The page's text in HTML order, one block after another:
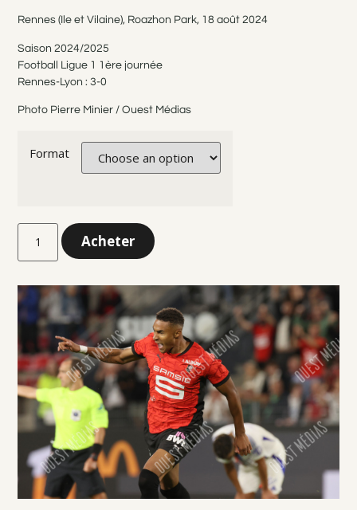
Rennes (Ile et Vilaine), Roazhon Park, 18 août 2024
Saison 2024/2025
Football Ligue 1 1ère journée
Rennes-Lyon : 3-0
Photo Pierre Minier / Ouest Médias
Format
Acheter